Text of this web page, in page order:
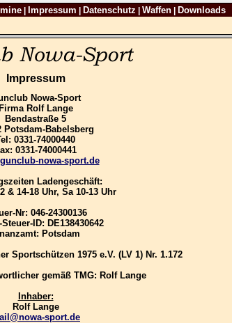
| Impressum Datenschutz Waffen| Downloads
Impressum
Nowa-Sport
Firma Rolf Lange
Bendastraße 5
Potsdam-Babelsberg
0331-74000440
0331-74000441
nowa-sport.de
Ladengeschäft:
& 14-18 Uhr, Sa 10-13 Uhr
Nr: 046-24300136
ID: DE138430642
Potsdam
Sportschützen 1975 e.V. (LV 1) Nr. 1.172
gemäß TMG: Rolf Lange
Inhaber:
Rolf Lange
sport.de